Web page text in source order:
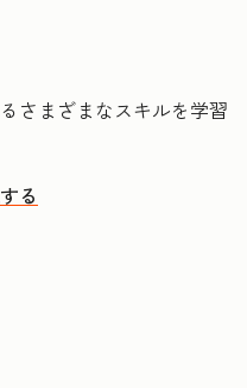
さまざまなスキルを学習
る